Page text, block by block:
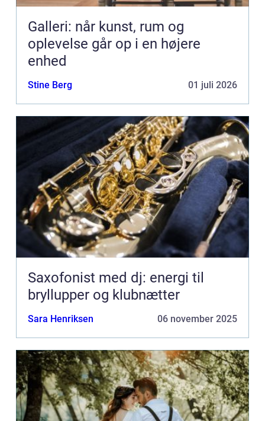
Galleri: når kunst, rum og
oplevelse går op i en højere
enhed
Stine Berg 01 juli 2026
Saxofonist med dj: energi til
bryllupper og klubnætter
Sara Henriksen 06 november 2025